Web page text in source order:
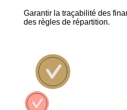
Garantir la traçabilité des
des règles de répartition.